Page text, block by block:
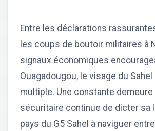
Entre les déclarations
les coups de boutoir militaires à
signaux économiques
Ouagadougou, le visage du
multiple. Une constante
sécuritaire continue de dicter sa
pays du G5 Sahel à naviguer entre